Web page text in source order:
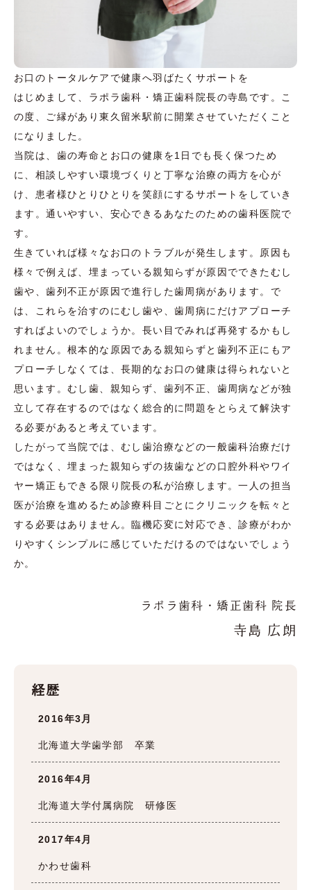
お口のトータルケアで健康へ羽ばたく サポートを
はじめまして、ラポラ歯科・矯正歯科院長の寺島です。こ
の度、ご縁があり東久留米駅前に開業させていただくこと
になりました。
当院は、歯の寿命とお口の健康を1日でも長く保つため
に、相談しやすい環境づくりと丁寧な治療の両方を心が
け、患者様ひとりひとりを笑顔にするサポートをしていき
ます。通いやすい、安心できるあなたのための歯科医院で
す。
生きていれば様々なお口のトラブルが発生します。原因も
様々で例えば、埋まっている親知らずが原因でできたむし
歯や、歯列不正が原因で進行した歯周病があります。で
は、これらを治すのにむし歯や、歯周病にだけアプローチ
すればよいのでしょうか。長い目でみれば再発するかもし
れません。根本的な原因である親知らずと歯列不正にもア
プローチしなくては、長期的なお口の健康は得られないと
思います。むし歯、親知らず、歯列不正、歯周病などが独
立して存在するのではなく総合的に問題をとらえて解決す
る必要があると考えています。
したがって当院では、むし歯治療などの一般歯科治療だけ
ではなく、埋まった親知らずの抜歯などの口腔外科やワイ
ヤー矯正もできる限り院長の私が治療します。一人の担当
医が治療を進めるため診療科目ごとにクリニックを転々と
する必要はありません。臨機応変に対応でき、診療がわか
りやすくシンプルに感じていただけるのではないでしょう
か。
ラポラ歯科・矯正歯科 院長
寺島 広朗
経歴
2016年3月
北海道大学歯学部 卒業
2016年4月
北海道大学付属病院 研修医
2017年4月
かわせ歯科